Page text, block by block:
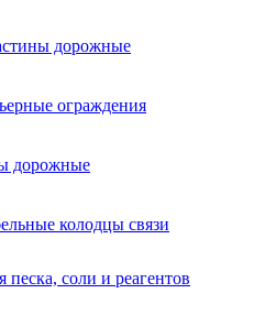
дорожные
ограждения
дорожные
колодцы связи
соли и реагентов